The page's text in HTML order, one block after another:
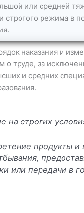
или средней
режима в
наказания и
о труде, за
и средних
на строгих
продукты
или передачи в